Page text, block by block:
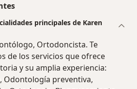
principales de Karen
Ortodoncista. Te
de los servicios que ofrece
y su amplia experiencia:
Odontología preventiva,